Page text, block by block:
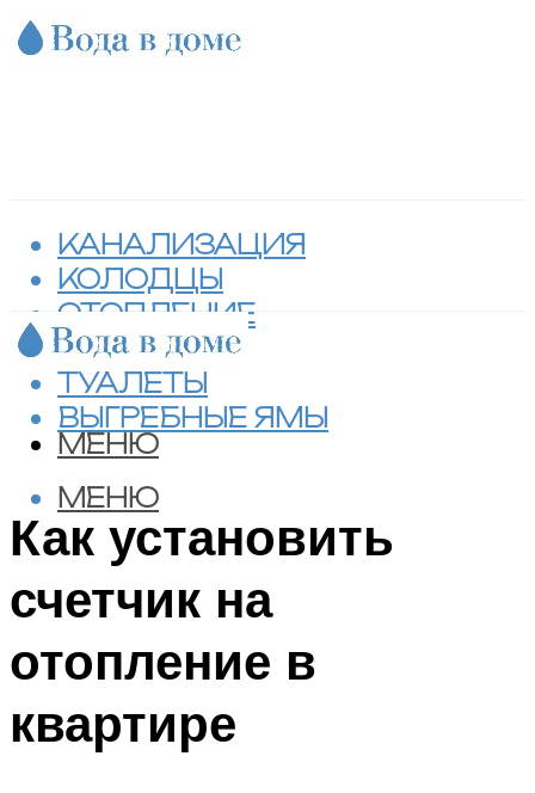
КАНАЛИЗАЦИЯ
КОЛОДЦЫ
ОТОПЛЕНИЕ
СЕПТИКИ
ТУАЛЕТЫ
ВЫГРЕБНЫЕ ЯМЫ
МЕНЮ
МЕНЮ
Как установить
счетчик на
отопление в
квартире